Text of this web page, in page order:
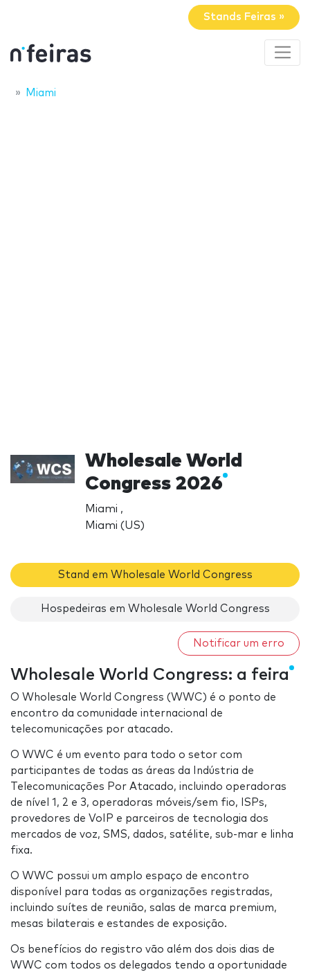
Stands Feiras »
Miami
Wholesale World
Congress 2026
Miami ,
Miami (US)
Stand em Wholesale World Congress
Hospedeiras em Wholesale World Congress
Notificar um erro
Wholesale World Congress: a feira
O Wholesale World Congress (WWC) é o ponto de
encontro da comunidade internacional de
telecomunicações por atacado.
O WWC é um evento para todo o setor com
participantes de todas as áreas da Indústria de
Telecomunicações Por Atacado, incluindo operadoras
de nível 1, 2 e 3, operadoras móveis/sem fio, ISPs,
provedores de VoIP e parceiros de tecnologia dos
mercados de voz, SMS, dados, satélite, sub-mar e linha
fixa.
O WWC possui um amplo espaço de encontro
disponível para todas as organizações registradas,
incluindo suítes de reunião, salas de marca premium,
mesas bilaterais e estandes de exposição.
Os benefícios do registro vão além dos dois dias de
WWC com todos os delegados tendo a oportunidade